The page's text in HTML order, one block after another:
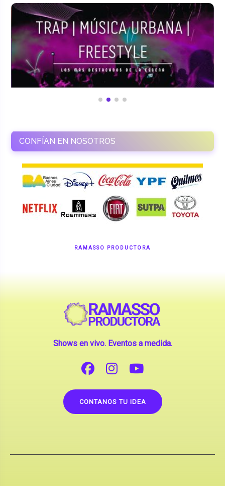
CONFÍAN EN NOSOTROS
RAMASSO PRODUCTORA
Shows en vivo. Eventos a medida.
CONTANOS TU IDEA